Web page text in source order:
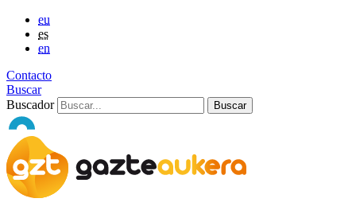
eu
es
en
Contacto
Buscar
Buscador